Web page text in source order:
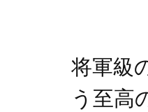
将軍級
う至高